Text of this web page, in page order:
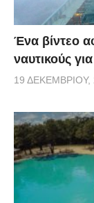
Ένα βίντεο
ναυτικούς
19 ΔΕΚΕΜΒΡΊΟΥ,